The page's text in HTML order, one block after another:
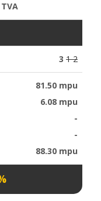
3 1 2
81.50 mpu
6.08 mpu
-
-
88.30 mpu